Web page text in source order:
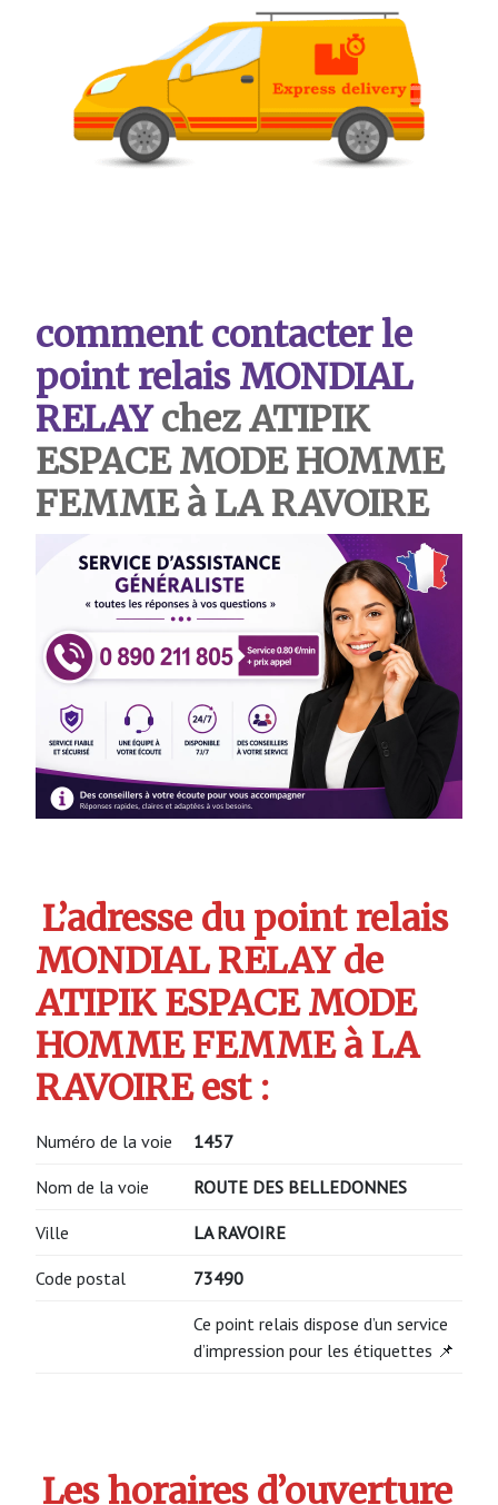
comment contacter le
point relais MONDIAL
RELAYchez ATIPIK
ESPACE MODE HOMME
FEMME à LA RAVOIRE
L’adresse du point relais
MONDIAL RELAY de
ATIPIK ESPACE MODE
HOMME FEMME à LA
RAVOIRE est :
Numéro de la voie 1457
Nom de la voie ROUTE DES BELLEDONNES
Ville LA RAVOIRE
Code postal 73490
Ce point relais dispose d’un service
d’impression pour les étiquettes 📌
Les horaires d’ouverture